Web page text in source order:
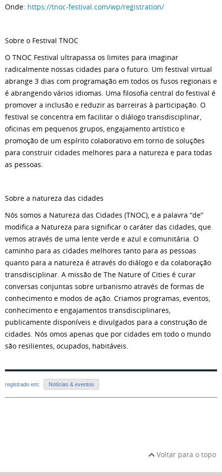
Onde: https://tnoc-festival.com/wp/registration/
Sobre o Festival TNOC
O TNOC Festival ultrapassa os limites para imaginar
radicalmente nossas cidades para o futuro. Um festival virtual
abrange 3 dias com programação em todos os fusos regionais e
é abrangendo vários idiomas. Uma filosofia central do festival é
promover a inclusão e reduzir as barreiras à participação. O
festival se concentra em facilitar o diálogo transdisciplinar,
oficinas em pequenos grupos, engajamento artístico e
promoção de um espírito colaborativo em torno de soluções
para construir cidades melhores para a natureza e para todas
as pessoas.
Sobre a natureza das cidades
Nós somos a Natureza das Cidades (TNOC), e a palavra “de”
modifica a Natureza para significar o caráter das cidades, que
vemos através de uma lente verde e azul e comunitária. O
caminho para as cidades melhores tanto para as pessoas
quanto para a natureza é através do diálogo e da colaboração
transdisciplinar. A missão de The Nature of Cities é curar
conversas conjuntas sobre urbanismo através de formas de
conhecimento e modos de ação. Criamos programas, eventos,
conhecimento e engajamentos transdisciplinares,
publicamente disponíveis e divulgados para a construção de
cidades. Nós omos apenas que por cidades em todo o mundo
são resilientes, ocupados, habitáveis.
registrado em: Notícias & eventos
Voltar para o topo